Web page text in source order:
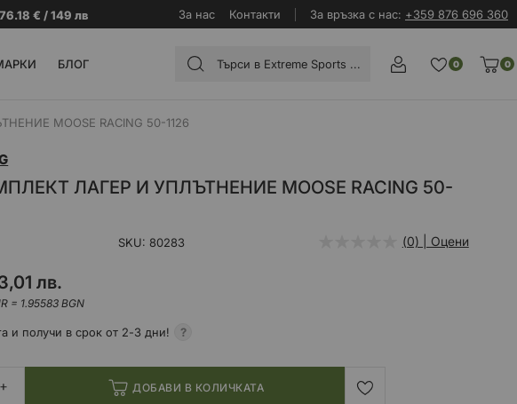
€ / 149 лв За нас Контакти За връзка с нас: +359 876 696 360
БЛОГ 0
0
MOOSE RACING 50-1126
ЛАГЕР И УПЛЪТНЕНИЕ MOOSE RACING 50-
SKU 80283 (0) | Оцени
лв.
= 1.95583 BGN
и получи в срок от 2-3 дни!
ДОБАВИ В КОЛИЧКАТА